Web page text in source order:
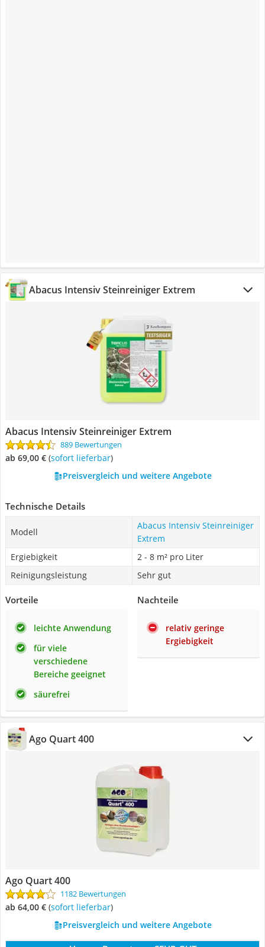
Abacus Intensiv Steinreiniger Extrem
Abacus Intensiv Steinreiniger Extrem
889 Bewertungen
ab 69,00 € ( Sofort lieferbar)
Preisvergleich und weitere Angebote
Technische Details
Modell
Abacus Intensiv Steinreiniger
Extrem
Ergiebigkeit
2 - 8 m² pro Liter
Reinigungsleistung
Sehr gut
Vorteile
leichte Anwendung
für viele
verschiedene
Bereiche geeignet
säurefrei
Nachteile
relativ geringe
Ergiebigkeit
Ago Quart 400
Ago Quart 400
1182 Bewertungen
ab 64,00 € ( Sofort lieferbar)
Preisvergleich und weitere Angebote